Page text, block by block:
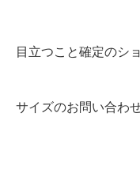
目立つこと確定のシ
サイズのお問い合わ